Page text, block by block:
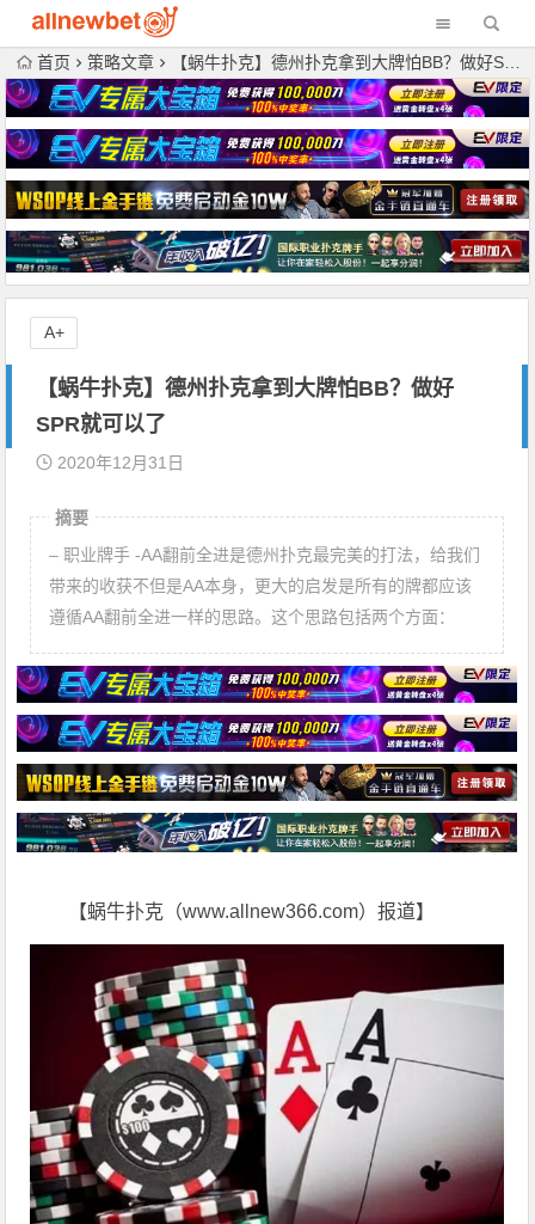
首页 策略文章 【蜗牛扑克】德州扑克拿到大牌怕BB？做好SPR就可以了
【蜗牛扑克】德州扑克拿到大牌怕BB？做好
SPR就可以了
2020年12月31日
摘要
– 职业牌手 -AA翻前全进是德州扑克最完美的打法，给我们
带来的收获不但是AA本身，更大的启发是所有的牌都应该
遵循AA翻前全进一样的思路。这个思路包括两个方面：
【蜗牛扑克（www.allnew366.com）报道】
A+